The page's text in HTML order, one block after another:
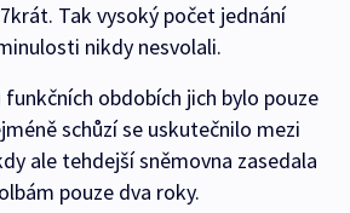
Tak vysoký počet jednání
nikdy nesvolali.
obdobích jich bylo pouze
schůzí se uskutečnilo mezi
ale tehdejší sněmovna zasedala
pouze dva roky.